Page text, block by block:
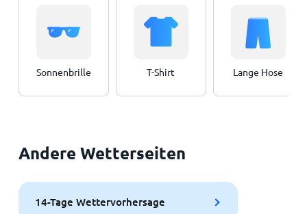
Sonnenbrille T-Shirt Lange Hose
Andere Wetterseiten
14-Tage Wettervorhersage